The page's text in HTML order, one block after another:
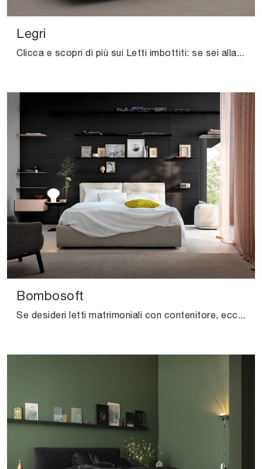
Legri
Clicca e scopri di più sui Letti imbottiti: se sei alla ricerca di modelli matrimoniali design, il modello Legri Kristalia fa per te.
Bombosoft
Se desideri letti matrimoniali con contenitore, eccoti il modello Bombosoft in tessuto per completare la zona notte.